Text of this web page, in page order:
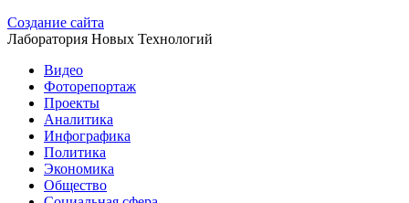
Создание сайта
Лаборатория Новых Технологий
Видео
Фоторепортаж
Проекты
Аналитика
Инфографика
Политика
Экономика
Общество